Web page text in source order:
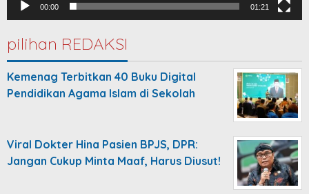
00:00 01:21
pilihan REDAKSI
Kemenag Terbitkan 40 Buku Digital
Pendidikan Agama Islam di Sekolah
Viral Dokter Hina Pasien BPJS, DPR:
Jangan Cukup Minta Maaf, Harus Diusut!